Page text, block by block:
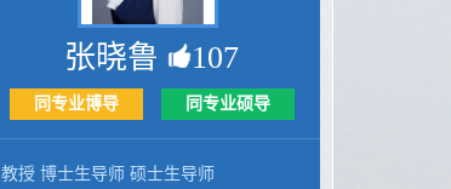
张晓鲁 107
同专业博导 同专业硕导
教授 博士生导师 硕士生导师